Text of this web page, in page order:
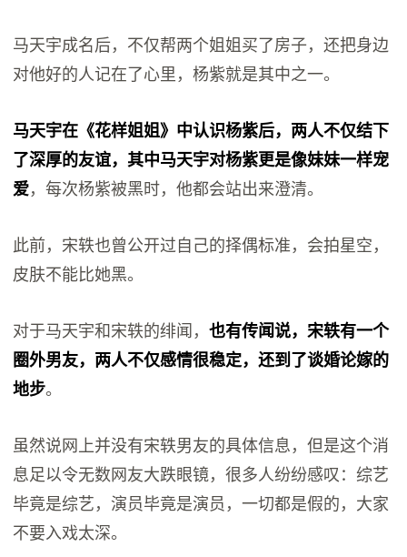
马天宇成名后，不仅帮两个姐姐买了房子，还把身边
对他好的人记在了心里，杨紫就是其中之一。
马天宇在《花样姐姐》中认识杨紫后，两人不仅结下
了深厚的友谊，其中马天宇对杨紫更是像妹妹一样宠
爱，每次杨紫被黑时，他都会站出来澄清。
此前，宋轶也曾公开过自己的择偶标准，会拍星空，
皮肤不能比她黑。
对于马天宇和宋轶的绯闻，也有传闻说，宋轶有一个
圈外男友，两人不仅感情很稳定，还到了谈婚论嫁的
地步。
虽然说网上并没有宋轶男友的具体信息，但是这个消
息足以令无数网友大跌眼镜，很多人纷纷感叹：综艺
毕竟是综艺，演员毕竟是演员，一切都是假的，大家
不要入戏太深。